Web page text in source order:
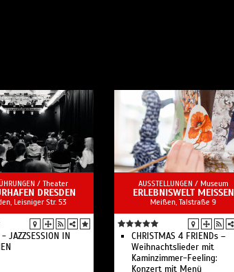
/ Theater
DRESDEN
Leisniger Str. 53
JAZZSESSION IN
AUSSTELLUNGEN / Museum
ERLEBNISWELT MEISSEN
Meißen, Talstraße 9
CHRISTMAS 4 FRIENDs –
Weihnachtslieder mit
Kaminzimmer-Feeling:
Konzert mit Menü